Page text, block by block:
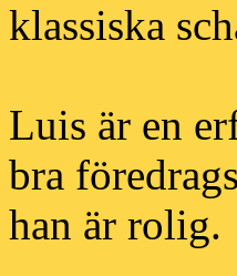
klassiska
Luis är en
bra
han är rolig.